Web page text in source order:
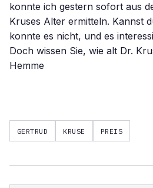
konnte ich gestern sofort aus
Kruses Alter ermitteln. Kannst
konnte es nicht, und es
Doch wissen Sie, wie alt Dr.
Hemme
GERTRUD KRUSE PREIS